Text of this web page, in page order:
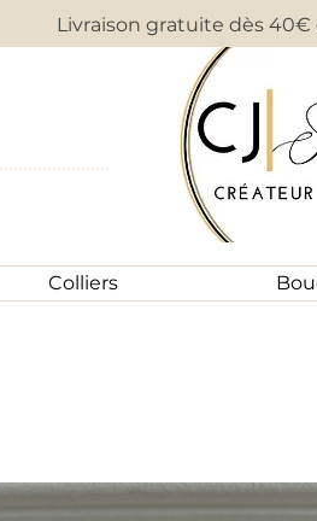
Livraison gratuite dès 40€
Colliers